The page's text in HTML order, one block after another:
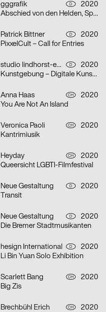
gggrafik D
2020
Abschied von den Helden, Spielzeit 19/20
Patrick Bittner D
2020
PixxelCult – Call for Entries
studio lindhorst-emme D
2020
Kunstgebung – Digitale Kunstauktion
Anna Haas CH
2020
You Are Not An Island
Veronica Paoli CH
2020
Kantrimiusik
Heyday CH
2020
Queersicht LGBTI-Filmfestival
Neue Gestaltung D
2020
Transit
Neue Gestaltung D
2020
Die Bremer Stadtmusikanten
hesign International D
2020
Li Bin Yuan Solo Exhibition
Scarlett Bang CH
2020
Big Zis
Brechbühl Erich CH
2020